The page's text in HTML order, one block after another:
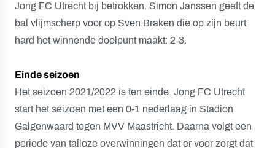
Jong FC Utrecht bij betrokken. Simon Janssen geeft de
bal vlijmscherp voor op Sven Braken die op zijn beurt
hard het winnende doelpunt maakt: 2-3.
Einde seizoen
Het seizoen 2021/2022 is ten einde. Jong FC Utrecht
start het seizoen met een 0-1 nederlaag in Stadion
Galgenwaard tegen MVV Maastricht. Daarna volgt een
periode van talloze overwinningen dat er voor zorgt dat